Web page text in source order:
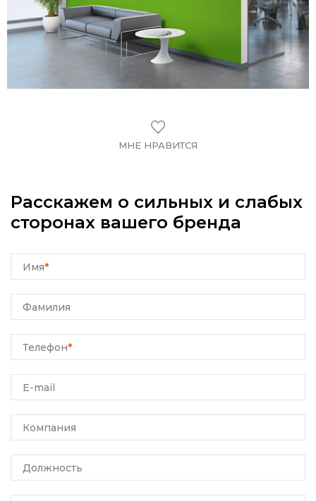
МНЕ НРАВИТСЯ
Расскажем о сильных и слабых
сторонах вашего бренда
Имя*
Фамилия
Телефон*
E-mail
Компания
Должность